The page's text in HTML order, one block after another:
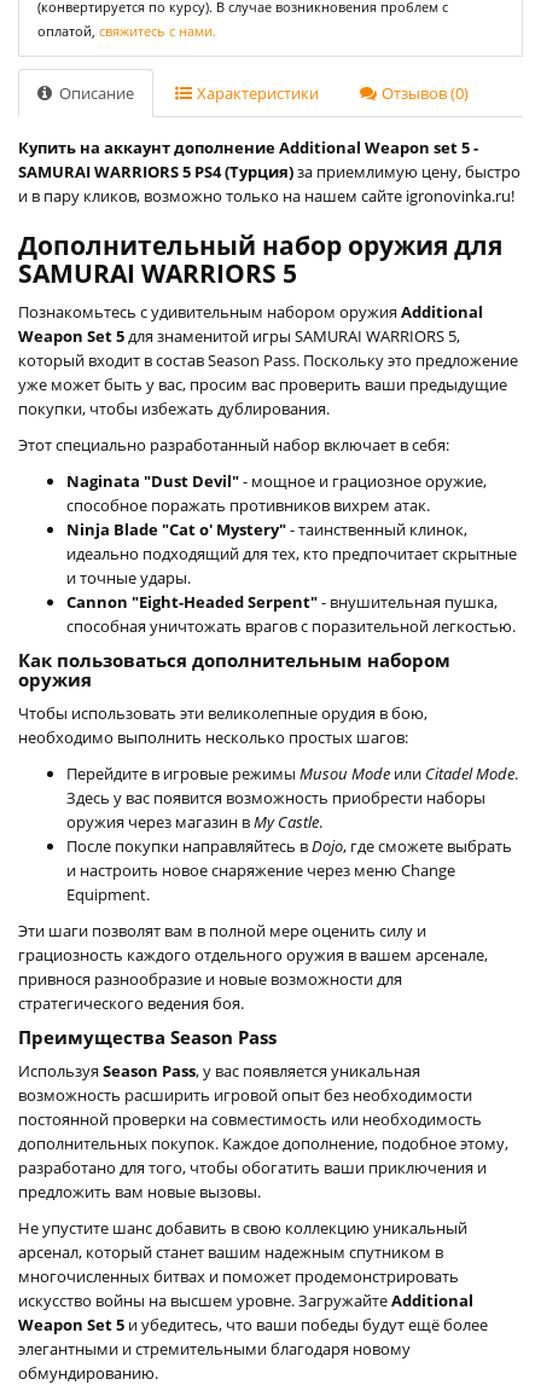
(конвертируется по курсу). В случае возникновения проблем с
оплатой, свяжитесь с нами.
Описание Характеристики Отзывов (0)
Купить на аккаунт дополнение Additional Weapon set 5 -
SAMURAI WARRIORS 5 PS4 (Турция)за приемлимую цену, быстро
и в пару кликов, возможно только на нашем сайте igronovinka.ru!
Дополнительный набор оружия для
SAMURAI WARRIORS 5
Познакомьтесь с удивительным набором оружия Additional
Weapon Set 5для знаменитой игры SAMURAI WARRIORS 5,
который входит в состав Season Pass. Поскольку это предложение
уже может быть у вас, просим вас проверить ваши предыдущие
покупки, чтобы избежать дублирования.
Этот специально разработанный набор включает в себя:
Naginata "Dust Devil"- мощное и грациозное оружие,
способное поражать противников вихрем атак.
Ninja Blade "Cat o' Mystery"- таинственный клинок,
идеально подходящий для тех, кто предпочитает скрытные
и точные удары.
Cannon "Eight-Headed Serpent"- внушительная пушка,
способная уничтожать врагов с поразительной легкостью.
Как пользоваться дополнительным набором
оружия
Чтобы использовать эти великолепные орудия в бою,
необходимо выполнить несколько простых шагов:
Перейдите в игровые режимы Musou Mode или Citadel Mode.
Здесь у вас появится возможность приобрести наборы
оружия через магазин вMy Castle.
После покупки направляйтесь вDojo, где сможете выбрать
и настроить новое снаряжение через меню Change
Equipment.
Эти шаги позволят вам в полной мере оценить силу и
грациозность каждого отдельного оружия в вашем арсенале,
привнося разнообразие и новые возможности для
стратегического ведения боя.
Преимущества Season Pass
Используя Season Pass, у вас появляется уникальная
возможность расширить игровой опыт без необходимости
постоянной проверки на совместимость или необходимость
дополнительных покупок. Каждое дополнение, подобное этому,
разработано для того, чтобы обогатить ваши приключения и
предложить вам новые вызовы.
Не упустите шанс добавить в свою коллекцию уникальный
арсенал, который станет вашим надежным спутником в
многочисленных битвах и поможет продемонстрировать
искусство войны на высшем уровне. ЗагружайтеAdditional
Weapon Set 5 и убедитесь, что ваши победы будут ещё более
элегантными и стремительными благодаря новому
обмундированию.